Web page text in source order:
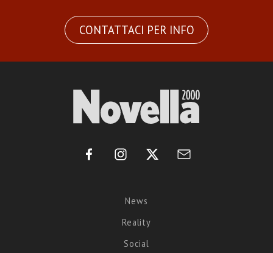
CONTATTACI PER INFO
News
Reality
Social